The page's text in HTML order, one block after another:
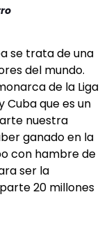
se trata de una
del mundo.
de la Liga
Cuba que es un
nuestra
ganado en la
con hambre de
ser la
20 millones